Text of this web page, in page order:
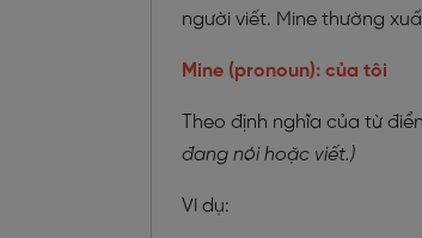
người viết. Mine thường
Mine (pronoun): của tôi
Theo định nghĩa của từ
đang nói hoặc viết.)
Ví dụ: